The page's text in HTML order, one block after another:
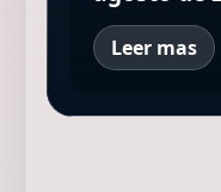
Leer mas